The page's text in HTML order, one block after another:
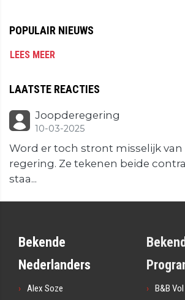
POPULAIR NIEUWS
LEES MEER
LAATSTE REACTIES
Joopderegering
10-03-2025
Word er toch stront misselijk van
regering. Ze tekenen beide
staa...
Bekende
Nederlanders
Alex Soze
B&B